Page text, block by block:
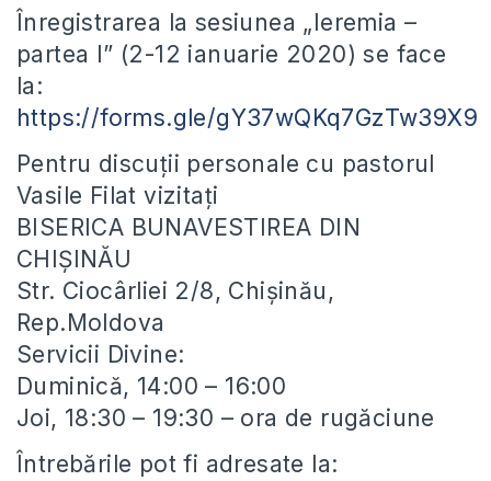
Înregistrarea la sesiunea „Ieremia –
partea I” (2-12 ianuarie 2020) se face
la:
https://forms.gle/gY37wQKq7GzTw39X9
Pentru discuții personale cu pastorul
Vasile Filat vizitați
BISERICA BUNAVESTIREA DIN
CHIȘINĂU
Str. Ciocârliei 2/8, Chișinău,
Rep.Moldova
Servicii Divine:
Duminică, 14:00 – 16:00
Joi, 18:30 – 19:30 – ora de rugăciune
Întrebările pot fi adresate la: